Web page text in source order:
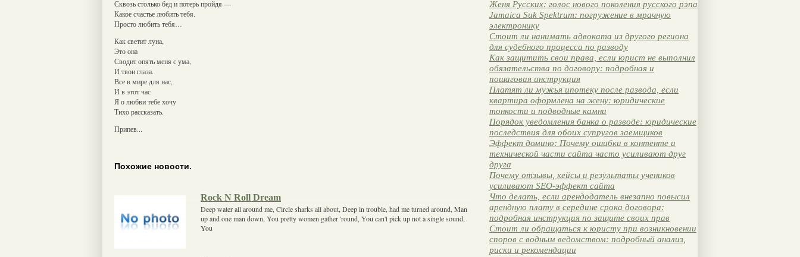
Женя Русских: голос нового поколения русского рэпа
Jamaica Suk Spektrum: погружение в мрачную
электронику
Стоит ли нанимать адвоката из другого региона
для судебного процесса по разводу
Как защитить свои права, если юрист не выполнил
обязательства по договору: подробная и
пошаговая инструкция
Платят ли мужья ипотеку после развода, если
квартира оформлена на жену: юридические
тонкости и подводные камни
Порядок уведомления банка о разводе: юридические
последствия для обоих супругов заемщиков
Эффект домино: Почему ошибки в контенте и
технической части сайта часто усиливают друг
друга
Почему отзывы, кейсы и результаты учеников
усиливают SEO-эффект сайта
Что делать, если арендодатель внезапно повысил
арендную плату в середине срока договора:
подробная инструкция по защите своих прав
Стоит ли обращаться к юристу при возникновении
споров с водным ведомством: подробный анализ,
риски и рекомендации
Сквозь столько бед и потерь пройдя —
Какое счастье любить тебя.
Просто любить тебя…
Как светит луна,
Это она
Сводит опять меня с ума,
И твои глаза.
Все в мире для нас,
И в этот час
Я о любви тебе хочу
Тихо рассказать.
Припев...
Похожие новости.
Rock N Roll Dream
Deep water all around me, Circle sharks all about, Deep in trouble, had me turned around, Man
up and one man down, You pretty women gather 'round, You can't pick up not a single sound,
You